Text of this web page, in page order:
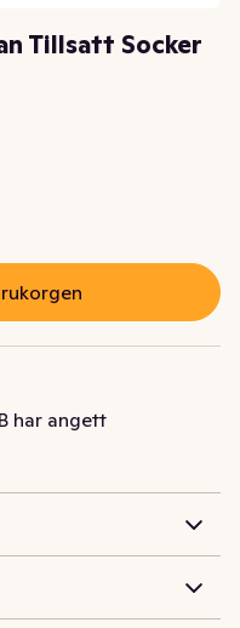
Tillsatt Socker
har angett